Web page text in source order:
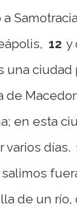
12 y
una ciudad
de
en esta
varios días.
de un río,